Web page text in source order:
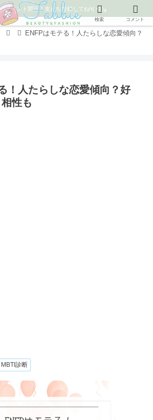
LINEの公式アカウント開設！友だち登録してね٩( ᐛ )و
ENFPはモテる！人たらしな恋愛傾向？
！人たらしな恋愛傾向？好
性も
MBTI診断
検索 コメント